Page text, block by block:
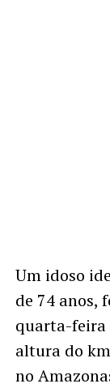
Um idoso
de 74 anos,
quarta-feira
altura do
no